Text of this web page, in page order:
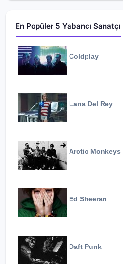
En Popüler 5 Yabancı Sanatçı
Coldplay
Lana Del Rey
Arctic Monkeys
Ed Sheeran
Daft Punk